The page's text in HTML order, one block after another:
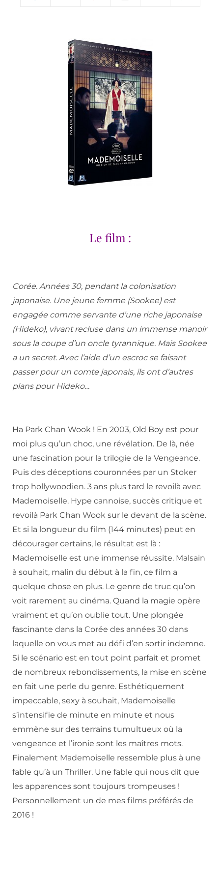
Le film :
Corée. Années 30, pendant la colonisation
japonaise. Une jeune femme (Sookee) est
engagée comme servante d’une riche japonaise
(Hideko), vivant recluse dans un immense manoir
sous la coupe d’un oncle tyrannique. Mais Sookee
a un secret. Avec l’aide d’un escroc se faisant
passer pour un comte japonais, ils ont d’autres
plans pour Hideko…
Ha Park Chan Wook ! En 2003, Old Boy est pour
moi plus qu’un choc, une révélation. De là, née
une fascination pour la trilogie de la Vengeance.
Puis des déceptions couronnées par un Stoker
trop hollywoodien. 3 ans plus tard le revoilà avec
Mademoiselle. Hype cannoise, succès critique et
revoilà Park Chan Wook sur le devant de la scène.
Et si la longueur du film (144 minutes) peut en
décourager certains, le résultat est là :
Mademoiselle est une immense réussite. Malsain
à souhait, malin du début à la fin, ce film a
quelque chose en plus. Le genre de truc qu’on
voit rarement au cinéma. Quand la magie opère
vraiment et qu’on oublie tout. Une plongée
fascinante dans la Corée des années 30 dans
laquelle on vous met au défi d’en sortir indemne.
Si le scénario est en tout point parfait et promet
de nombreux rebondissements, la mise en scène
en fait une perle du genre. Esthétiquement
impeccable, sexy à souhait, Mademoiselle
s’intensifie de minute en minute et nous
emmène sur des terrains tumultueux où la
vengeance et l’ironie sont les maîtres mots.
Finalement Mademoiselle ressemble plus à une
fable qu’à un Thriller. Une fable qui nous dit que
les apparences sont toujours trompeuses !
Personnellement un de mes films préférés de
2016 !